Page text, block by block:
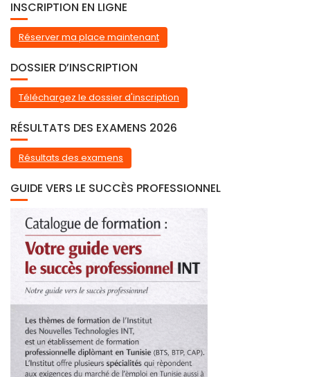
INSCRIPTION EN LIGNE
Réserver ma place maintenant
DOSSIER D’INSCRIPTION
Téléchargez le dossier d'inscription
RÉSULTATS DES EXAMENS 2026
Résultats des examens
GUIDE VERS LE SUCCÈS PROFESSIONNEL